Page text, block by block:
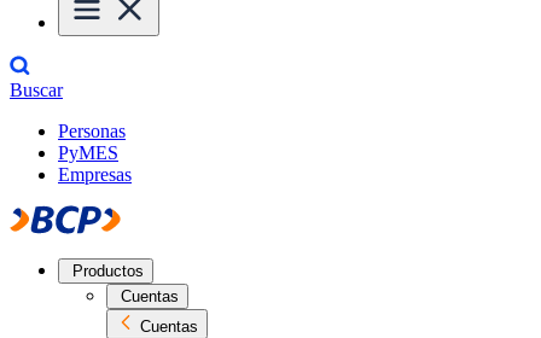
Buscar
Personas
PyMES
Empresas
Productos
Cuentas
Cuentas